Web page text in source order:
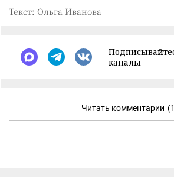
Текст: Ольга Иванова
каналы
Читать комментарии